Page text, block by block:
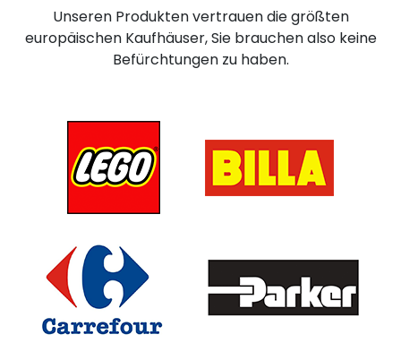
Unseren Produkten vertrauen die größten
europäischen Kaufhäuser, Sie brauchen also keine
Befürchtungen zu haben.